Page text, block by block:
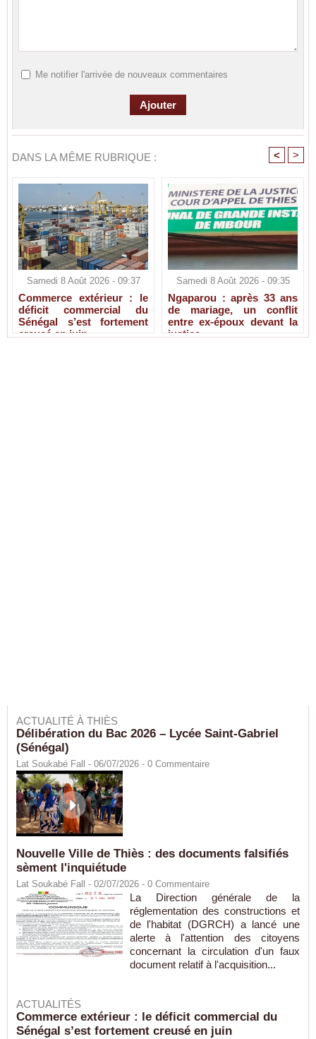
Me notifier l'arrivée de nouveaux commentaires
DANS LA MÊME RUBRIQUE : < >
Samedi 8 Août 2026 - 09:37
Commerce extérieur : le
déficit commercial du
Sénégal s’est fortement
creusé en juin
Samedi 8 Août 2026 - 09:35
Ngaparou : après 33 ans
de mariage, un conflit
entre ex-époux devant la
justice
ACTUALITÉ À THIÈS
Délibération du Bac 2026 – Lycée Saint-Gabriel
(Sénégal)
Lat Soukabé Fall - 06/07/2026 - 0 Commentaire
Nouvelle Ville de Thiès : des documents falsifiés
sèment l'inquiétude
Lat Soukabé Fall - 02/07/2026 - 0 Commentaire
La Direction générale de la
réglementation des constructions et
de l'habitat (DGRCH) a lancé une
alerte à l'attention des citoyens
concernant la circulation d'un faux
document relatif à l'acquisition...
ACTUALITÉS
Commerce extérieur : le déficit commercial du
Sénégal s’est fortement creusé en juin